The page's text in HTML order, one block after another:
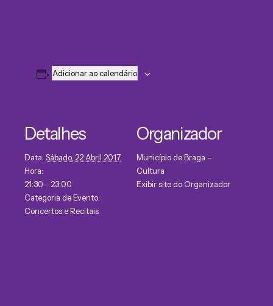
Adicionar ao calendário
Detalhes
Data: Sábado, 22 Abril 2017
Hora:
21:30 - 23:00
Categoria de Evento:
Concertos e Recitais
Organizador
Município de Braga –
Cultura
Exibir site do Organizador